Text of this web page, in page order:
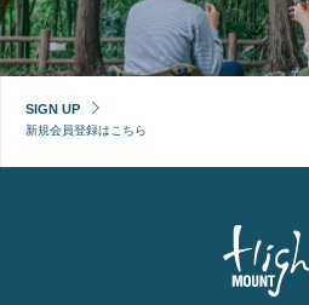
SIGN UP
新規会員登録はこちら